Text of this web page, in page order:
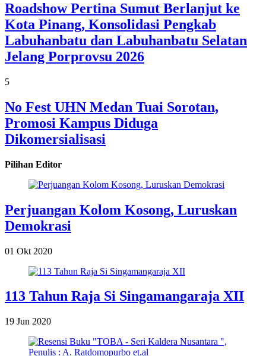
Roadshow Pertina Sumut Berlanjut ke
Kota Pinang, Konsolidasi Pengkab
Labuhanbatu dan Labuhanbatu Selatan
Jelang Porprovsu 2026
5
No Fest UHN Medan Tuai Sorotan,
Promosi Kampus Diduga
Dikomersialisasi
Pilihan Editor
Perjuangan Kolom Kosong, Luruskan
Demokrasi
01 Okt 2020
113 Tahun Raja Si Singamangaraja XII
19 Jun 2020